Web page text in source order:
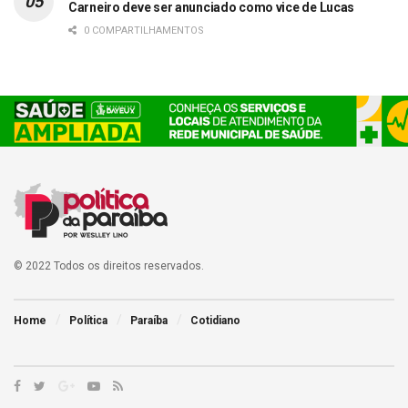
Carneiro deve ser anunciado como vice de Lucas
0 COMPARTILHAMENTOS
© 2022 Todos os direitos reservados.
Home Política Paraíba Cotidiano